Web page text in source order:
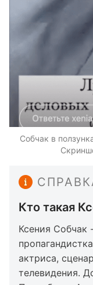
Собчак в
Кто такая
Ксения Собчак
актриса,
телевидения.